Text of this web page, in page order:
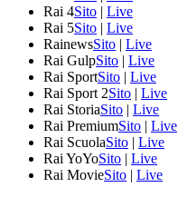
Rai 4Sito | Live
Rai 5Sito | Live
RainewsSito | Live
Rai GulpSito | Live
Rai SportSito | Live
Rai Sport 2Sito | Live
Rai StoriaSito | Live
Rai PremiumSito | Live
Rai ScuolaSito | Live
Rai YoYoSito | Live
Rai MovieSito | Live